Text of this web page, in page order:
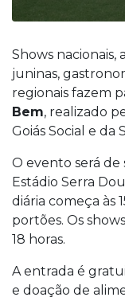
Shows nacionais,
juninas,
regionais fazem
Bem, realizado
Goiás Social e da
O evento será de
Estádio Serra
diária começa às
portões. Os
18 horas.
A entrada é
e doação de